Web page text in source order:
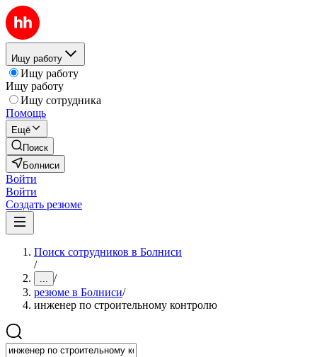
Ищу работу
Ищу работу
Ищу работу
Ищу сотрудника
Помощь
Ещё
Поиск
Болниси
Войти
Войти
Создать резюме
Поиск сотрудников в Болниси
/
... /
резюме в Болниси/
инженер по строительному контролю